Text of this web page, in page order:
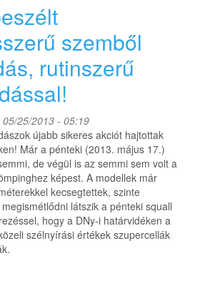
szemből
rutinszerű
05/25/2013 - 05:19
újabb sikeres akciót hajtottak
Már a pénteki (2013. május 17.)
de végül is az semmi sem volt a
képest. A modellek már
kecsegtettek, szinte
látszik a pénteki squall
hogy a DNy-i határvidéken a
szélnyírási értékek szupercellák